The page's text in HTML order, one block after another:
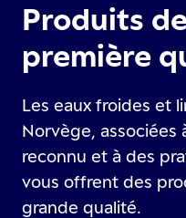
Produits
première
Les eaux froides et
Norvège, associées
reconnu et à des
vous offrent des
grande qualité.